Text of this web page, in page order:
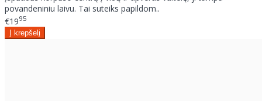
povandeniniu laivu. Tai suteiks papildom..
€1995